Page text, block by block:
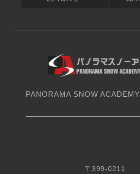
PANORAMA SNOW
〒399-0211